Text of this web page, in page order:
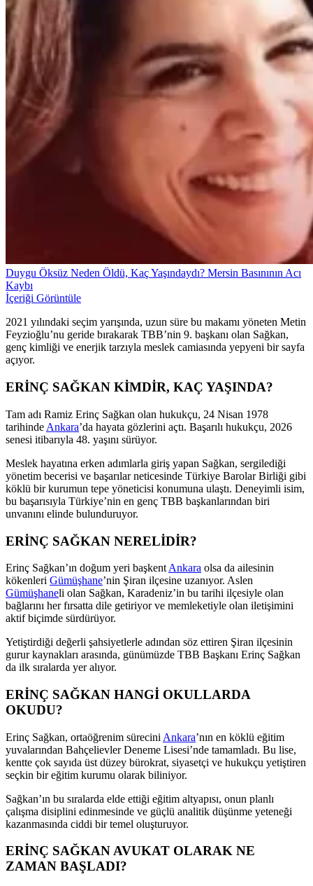
Duygu Öksüz Neden Öldü, Kaç Yaşındaydı? Mersin Basınının Acı
Kaybı
İçeriği Görüntüle
2021 yılındaki seçim yarışında, uzun süre bu makamı yöneten Metin
Feyzioğlu’nu geride bırakarak TBB’nin 9. başkanı olan Sağkan,
genç kimliği ve enerjik tarzıyla meslek camiasında yepyeni bir sayfa
açıyor.
ERİNÇ SAĞKAN KİMDİR, KAÇ YAŞINDA?
Tam adı Ramiz Erinç Sağkan olan hukukçu, 24 Nisan 1978
tarihinde Ankara’da hayata gözlerini açtı. Başarılı hukukçu, 2026
senesi itibarıyla 48. yaşını sürüyor.
Meslek hayatına erken adımlarla giriş yapan Sağkan, sergilediği
yönetim becerisi ve başarılar neticesinde Türkiye Barolar Birliği gibi
köklü bir kurumun tepe yöneticisi konumuna ulaştı. Deneyimli isim,
bu başarısıyla Türkiye’nin en genç TBB başkanlarından biri
unvanını elinde bulunduruyor.
ERİNÇ SAĞKAN NERELİDİR?
Erinç Sağkan’ın doğum yeri başkent Ankara olsa da ailesinin
kökenleri Gümüşhane’nin Şiran ilçesine uzanıyor. Aslen
Gümüşhaneli olan Sağkan, Karadeniz’in bu tarihi ilçesiyle olan
bağlarını her fırsatta dile getiriyor ve memleketiyle olan iletişimini
aktif biçimde sürdürüyor.
Yetiştirdiği değerli şahsiyetlerle adından söz ettiren Şiran ilçesinin
gurur kaynakları arasında, günümüzde TBB Başkanı Erinç Sağkan
da ilk sıralarda yer alıyor.
ERİNÇ SAĞKAN HANGİ OKULLARDA
OKUDU?
Erinç Sağkan, ortaöğrenim sürecini Ankara’nın en köklü eğitim
yuvalarından Bahçelievler Deneme Lisesi’nde tamamladı. Bu lise,
kentte çok sayıda üst düzey bürokrat, siyasetçi ve hukukçu yetiştiren
seçkin bir eğitim kurumu olarak biliniyor.
Sağkan’ın bu sıralarda elde ettiği eğitim altyapısı, onun planlı
çalışma disiplini edinmesinde ve güçlü analitik düşünme yeteneği
kazanmasında ciddi bir temel oluşturuyor.
ERİNÇ SAĞKAN AVUKAT OLARAK NE
ZAMAN BAŞLADI?